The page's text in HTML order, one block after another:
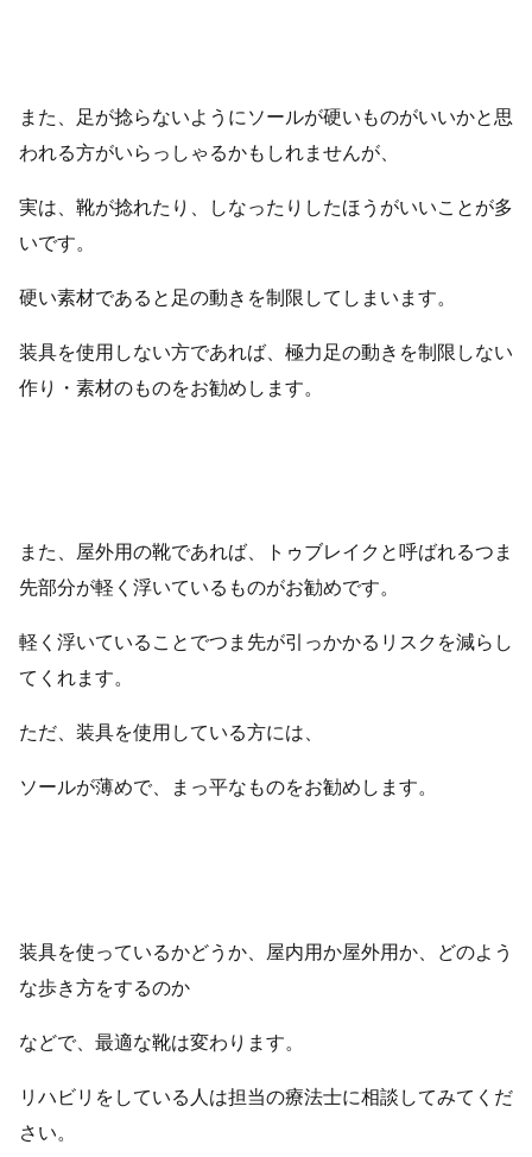
また、足が捻らないようにソールが硬いものがいいかと思
われる方がいらっしゃるかもしれませんが、
実は、靴が捻れたり、しなったりしたほうがいいことが多
いです。
硬い素材であると足の動きを制限してしまいます。
装具を使用しない方であれば、極力足の動きを制限しない
作り・素材のものをお勧めします。
また、屋外用の靴であれば、トゥブレイクと呼ばれるつま
先部分が軽く浮いているものがお勧めです。
軽く浮いていることでつま先が引っかかるリスクを減らし
てくれます。
ただ、装具を使用している方には、
ソールが薄めで、まっ平なものをお勧めします。
装具を使っているかどうか、屋内用か屋外用か、どのよう
な歩き方をするのか
などで、最適な靴は変わります。
リハビリをしている人は担当の療法士に相談してみてくだ
さい。